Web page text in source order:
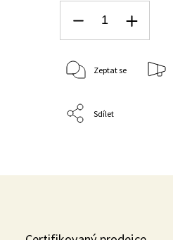
Zeptat se
Sdílet